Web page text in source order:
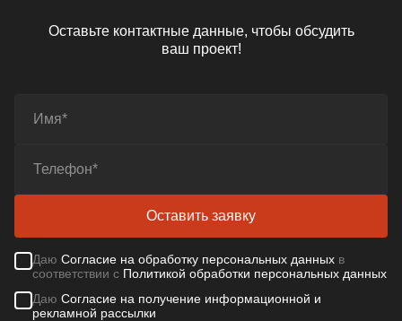
Оставьте контактные данные, чтобы обсудить
ваш проект!
Оставить заявку
Даю Согласие на обработку персональных данных в
соответствии с Политикой обработки персональных данных
Даю Согласие на получение информационной и
рекламной рассылки